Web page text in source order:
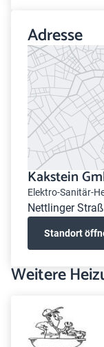
Adresse
Kakstein
Elektro-Sanitär-
Nettlinger
Standort
Weitere